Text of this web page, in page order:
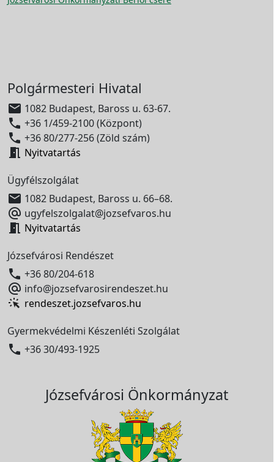
Polgármesteri Hivatal
 1082 Budapest, Baross u. 63-67.
 +36 1/459-2100 (Központ)
 +36 80/277-256 (Zöld szám)
 Nyitvatartás
Ügyfélszolgálat
 1082 Budapest, Baross u. 66–68.
 ugyfelszolgalat@jozsefvaros.hu
 Nyitvatartás
Józsefvárosi Rendészet
 +36 80/204-618
 info@jozsefvarosirendeszet.hu
rendeszet.jozsefvaros.hu
Gyermekvédelmi Készenléti Szolgálat
 +36 30/493-1925
Józsefvárosi Önkormányzat